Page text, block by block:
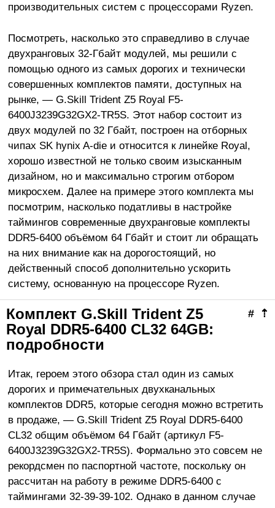
производительных систем с процессорами Ryzen.
Посмотреть, насколько это справедливо в случае
двухранговых 32-Гбайт модулей, мы решили с
помощью одного из самых дорогих и технически
совершенных комплектов памяти, доступных на
рынке, — G.Skill Trident Z5 Royal F5-
6400J3239G32GX2-TR5S. Этот набор состоит из
двух модулей по 32 Гбайт, построен на отборных
чипах SK hynix A-die и относится к линейке Royal,
хорошо известной не только своим изысканным
дизайном, но и максимально строгим отбором
микросхем. Далее на примере этого комплекта мы
посмотрим, насколько податливы в настройке
таймингов современные двухранговые комплекты
DDR5-6400 объёмом 64 Гбайт и стоит ли обращать
на них внимание как на дорогостоящий, но
действенный способ дополнительно ускорить
систему, основанную на процессоре Rуzen.
⇡
#
Комплект G.Skill Trident Z5
Royal DDR5-6400 CL32 64GB:
подробности
Итак, героем этого обзора стал один из самых
дорогих и примечательных двухканальных
комплектов DDR5, которые сегодня можно встретить
в продаже, — G.Skill Trident Z5 Royal DDR5-6400
CL32 общим объёмом 64 Гбайт (артикул F5-
6400J3239G32GX2-TR5S). Формально это совсем не
рекордсмен по паспортной частоте, поскольку он
рассчитан на работу в режиме DDR5-6400 с
таймингами 32-39-39-102. Однако в данном случае